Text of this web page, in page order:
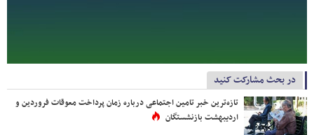
در بحث مشارکت کنید
تازه‌ترین خبر تامین اجتماعی درباره زمان پرداخت معوقات فروردین و
اردیبهشت بازنشستگان